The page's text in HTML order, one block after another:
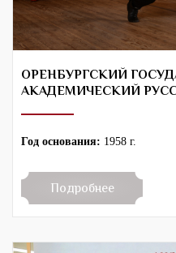
ОРЕНБУРГСКИЙ
АКАДЕМИЧЕСКИЙ
Год основания: 1958 г.
Подробнее